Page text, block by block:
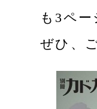
も3ペー
ぜひ、